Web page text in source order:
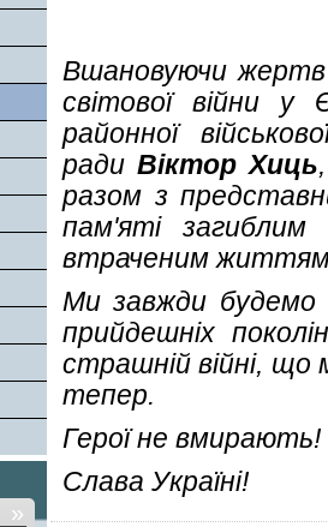
»
Вшановуючи жертв
світової війни у
районної
ради Віктор Хиць
разом з
пам'яті
втраченим
Ми завжди
прийдешніх
страшній війні, що
тепер.
Герої не вмирають!
Слава Україні!